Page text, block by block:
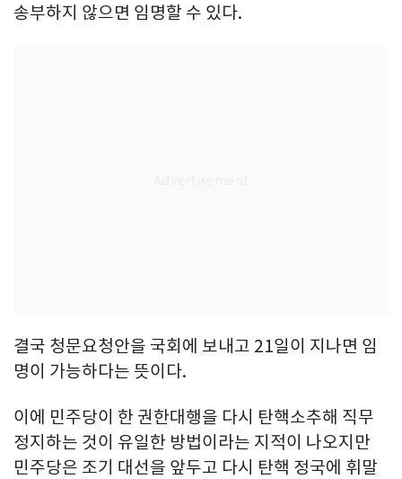
송부하지 않으면 임명할 수 있다.
결국 청문요청안을 국회에 보내고 21일이 지나면 임
명이 가능하다는 뜻이다.
이에 민주당이 한 권한대행을 다시 탄핵소추해 직무
정지하는 것이 유일한 방법이라는 지적이 나오지만
민주당은 조기 대선을 앞두고 다시 탄핵 정국에 휘말